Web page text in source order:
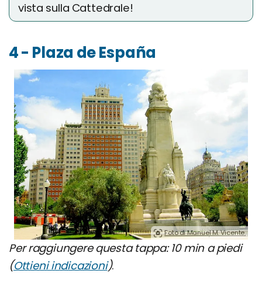
vista sulla Cattedrale!
4 - Plaza de España
Foto di Manuel M. Vicente.
Per raggiungere questa tappa: 10 min a piedi
(Ottieni indicazioni).